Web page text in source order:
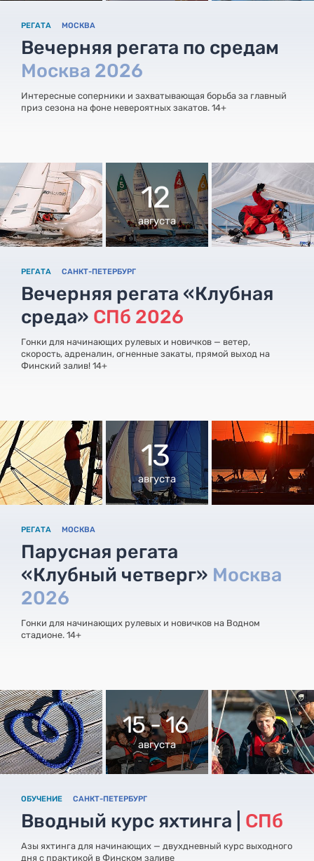
РЕГАТА МОСКВА
Вечерняя регата по средам
Москва 2026
Интересные соперники и захватывающая борьба за главный
приз сезона на фоне невероятных закатов. 14+
12
августа
РЕГАТА САНКТ-ПЕТЕРБУРГ
Вечерняя регата «Клубная
среда» СПб 2026
Гонки для начинающих рулевых и новичков — ветер,
скорость, адреналин, огненные закаты, прямой выход на
Финский залив! 14+
13
августа
РЕГАТА МОСКВА
Парусная регата
«Клубный четверг» Москва
2026
Гонки для начинающих рулевых и новичков на Водном
стадионе. 14+
15 - 16
августа
ОБУЧЕНИЕ САНКТ-ПЕТЕРБУРГ
Вводный курс яхтинга | СПб
Азы яхтинга для начинающих — двухдневный курс выходного
дня с практикой в Финском заливе